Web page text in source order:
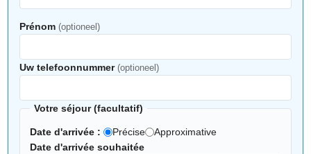
Prénom(optioneel)
Uw telefoonnummer(optioneel)
Votre séjour (facultatif)
Date d'arrivée : Précise
Approximative
Date d'arrivée souhaitée